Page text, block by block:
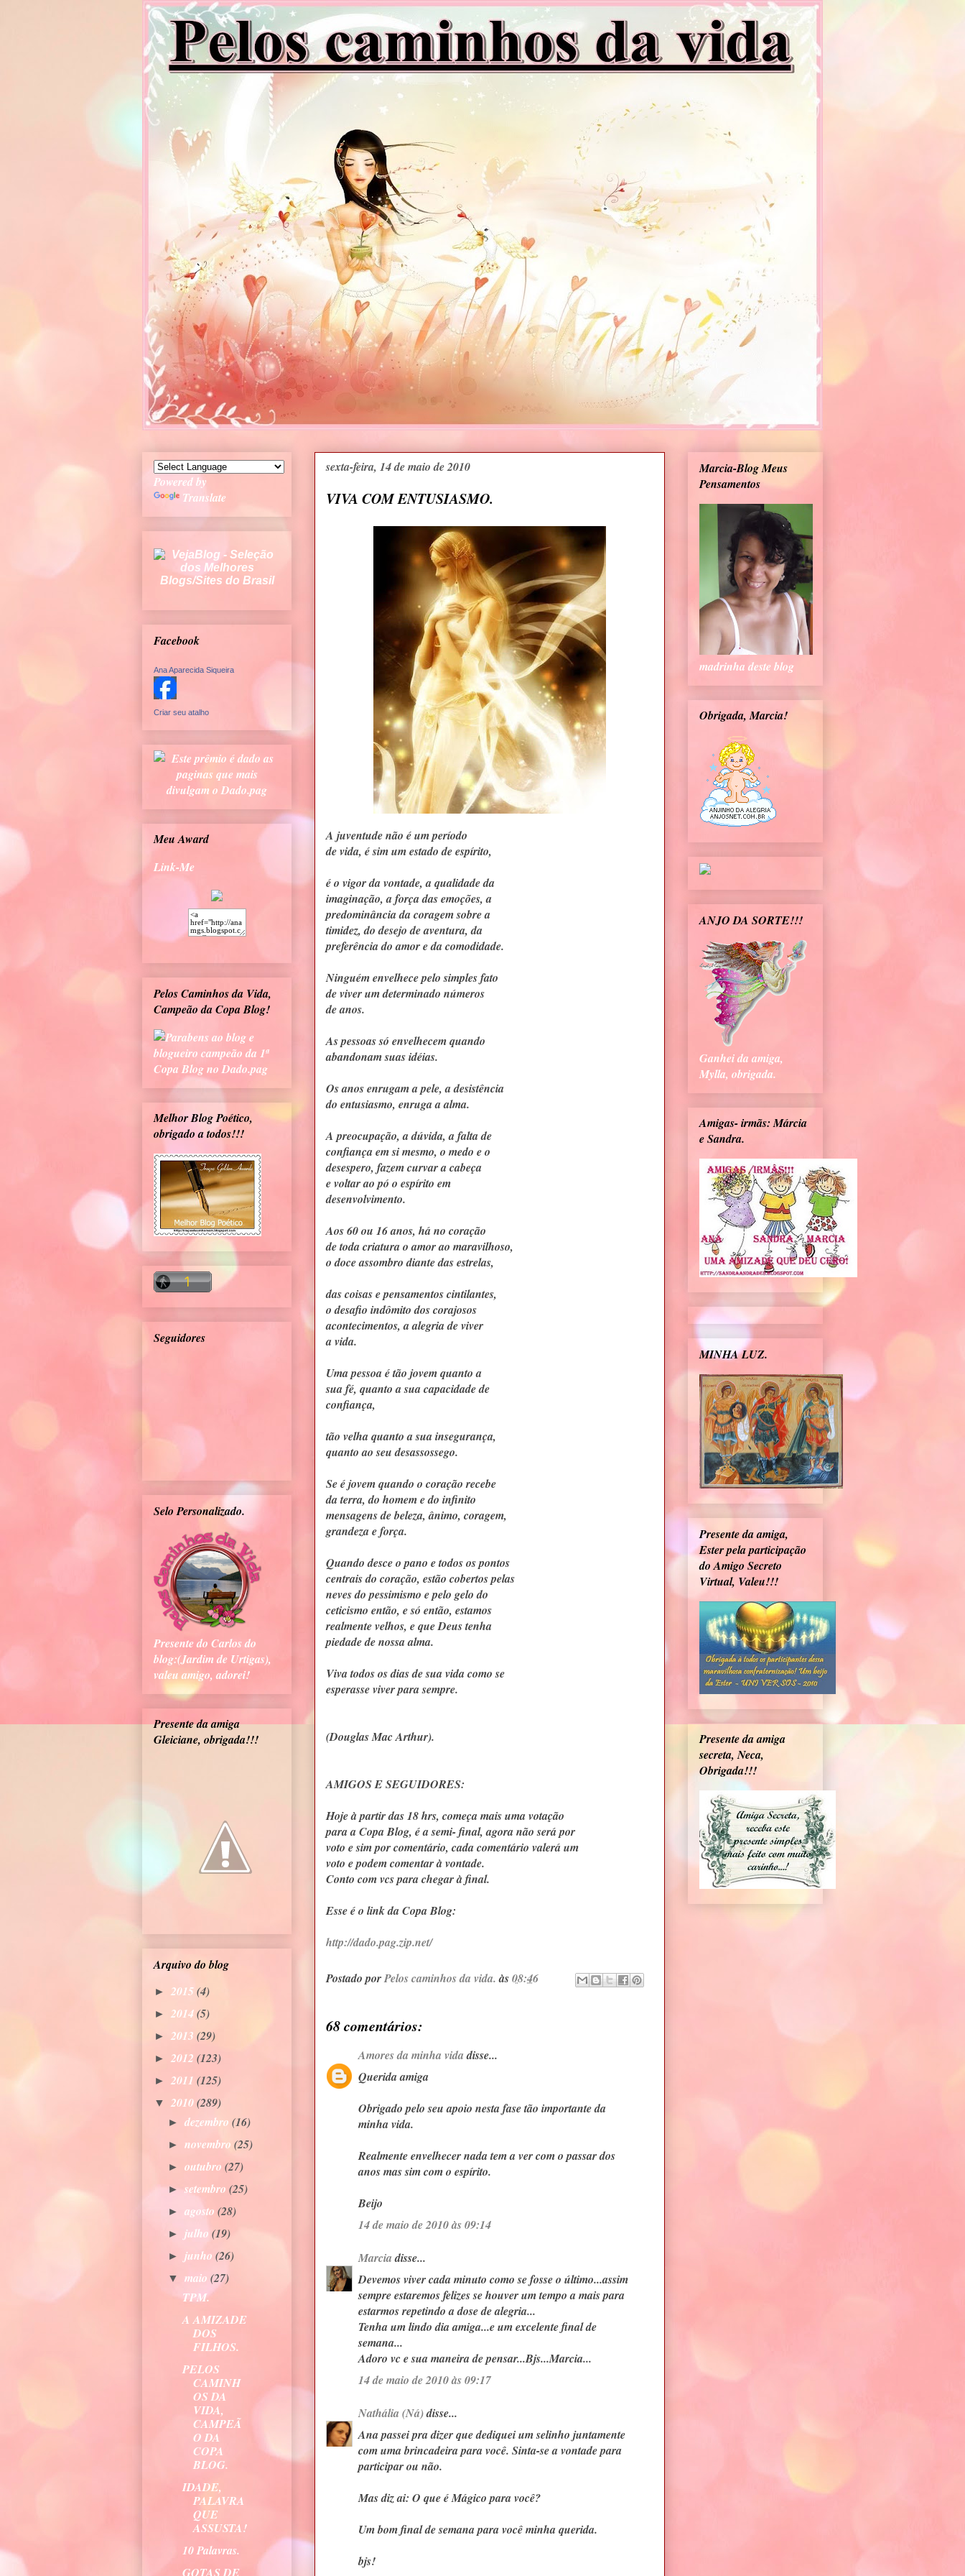
sexta-feira, 14 de maio de 2010
VIVA COM ENTUSIASMO.
A juventude não é um período
de vida, é sim um estado de espírito,
é o vigor da vontade, a qualidade da
imaginação, a força das emoções, a
predominância da coragem sobre a
timidez, do desejo de aventura, da
preferência do amor e da comodidade.
Ninguém envelhece pelo simples fato
de viver um determinado números
de anos.
As pessoas só envelhecem quando
abandonam suas idéias.
Os anos enrugam a pele, a desistência
do entusiasmo, enruga a alma.
A preocupação, a dúvida, a falta de
confiança em si mesmo, o medo e o
desespero, fazem curvar a cabeça
e voltar ao pó o espírito em
desenvolvimento.
Aos 60 ou 16 anos, há no coração
de toda criatura o amor ao maravilhoso,
o doce assombro diante das estrelas,
das coisas e pensamentos cintilantes,
o desafio indômito dos corajosos
acontecimentos, a alegria de viver
a vida.
Uma pessoa é tão jovem quanto a
sua fé, quanto a sua capacidade de
confiança,
tão velha quanto a sua insegurança,
quanto ao seu desassossego.
Se é jovem quando o coração recebe
da terra, do homem e do infinito
mensagens de beleza, ânimo, coragem,
grandeza e força.
Quando desce o pano e todos os pontos
centrais do coração, estão cobertos pelas
neves do pessimismo e pelo gelo do
ceticismo então, e só então, estamos
realmente velhos, e que Deus tenha
piedade de nossa alma.
Viva todos os dias de sua vida como se
esperasse viver para sempre.
(Douglas Mac Arthur).
AMIGOS E SEGUIDORES:
Hoje à partir das 18 hrs, começa mais uma votação
para a Copa Blog, é a semi- final, agora não será por
voto e sim por comentário, cada comentário valerá um
voto e podem comentar à vontade.
Conto com vcs para chegar à final.
Esse é o link da Copa Blog:
http://dado.pag.zip.net/
Postado porPelos caminhos da vida. às08:46
68 comentários:
Amores da minha vidadisse...
Querida amiga
Obrigado pelo seu apoio nesta fase tão importante da
minha vida.
Realmente envelhecer nada tem a ver com o passar dos
anos mas sim com o espírito.
Beijo
14 de maio de 2010 às 09:14
Marciadisse...
Devemos viver cada minuto como se fosse o último...assim
sempre estaremos felizes se houver um tempo a mais para
estarmos repetindo a dose de alegria...
Tenha um lindo dia amiga...e um excelente final de
semana...
Adoro vc e sua maneira de pensar...Bjs...Marcia...
14 de maio de 2010 às 09:17
Nathália (Ná)disse...
Ana passei pra dizer que dediquei um selinho juntamente
com uma brincadeira para você. Sinta-se a vontade para
participar ou não.
Mas diz ai: O que é Mágico para você?
Um bom final de semana para você minha querida.
bjs!
Powered by
Translate
Facebook
Ana Aparecida Siqueira
Criar seu atalho
Meu Award
Link-Me
Pelos Caminhos da Vida,
Campeão da Copa Blog!
Melhor Blog Poético,
obrigado a todos!!!
Seguidores
Selo Personalizado.
Presente do Carlos do
blog:(Jardim de Urtigas),
valeu amigo, adorei!
Presente da amiga
Gleiciane, obrigada!!!
Arquivo do blog
► 2015(4)
► 2014(5)
► 2013 (29)
► 2012 (123)
► 2011 (125)
▼ 2010(289)
►dezembro(16)
►novembro(25)
►outubro(27)
►setembro(25)
►agosto(28)
►julho(19)
►junho(26)
▼maio(27)
TPM.
A AMIZADE
DOS
FILHOS.
PELOS
CAMINH
OS DA
VIDA,
CAMPEÃ
O DA
COPA
BLOG.
IDADE,
PALAVRA
QUE
ASSUSTA!
10 Palavras.
GOTAS DE
Marcia-Blog Meus
Pensamentos
madrinha deste blog
Obrigada, Marcia!
ANJO DA SORTE!!!
Ganhei da amiga,
Mylla, obrigada.
Amigas- irmãs: Márcia
e Sandra.
MINHA LUZ.
Presente da amiga,
Ester pela participação
do Amigo Secreto
Virtual, Valeu!!!
Presente da amiga
secreta, Neca,
Obrigada!!!